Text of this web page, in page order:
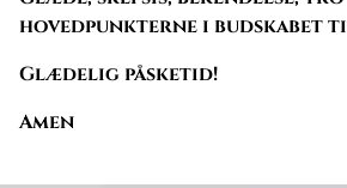
hovedpunkterne i budskabet
Glædelig påsketid!
Amen